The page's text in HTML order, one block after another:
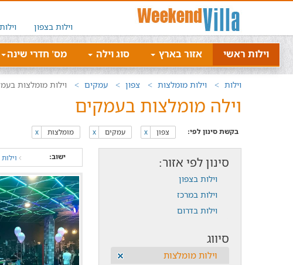
וילות בצפון
וילות ראשי אזור בארץ סוג וילה מס' חדרי שינה
וילות וילות מומלצות צפון עמקים וילות מומלצות
וילה מומלצות בעמקים
בקשת סינון לפי: x צפון x עמקים x מומלצות
סינון לפי אזור:
וילות בצפון
וילות במרכז
וילות בדרום
סיווג
וילות מומלצות
ישוב: